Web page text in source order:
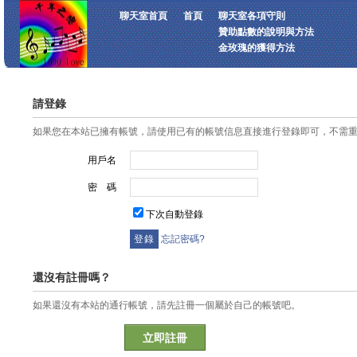
聊天室首頁 首頁
聊天室各項守則
贊助點數的說明與方法
金玫瑰的獲得方法
請登錄
如果您在本站已擁有帳號，請使用已有的帳號信息直接進行登錄即可，不需
用戶名
密 碼
下次自動登錄
忘記密碼?
還沒有註冊嗎？
如果還沒有本站的通行帳號，請先註冊一個屬於自己的帳號吧。
立即註冊